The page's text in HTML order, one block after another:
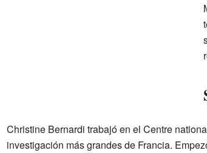
Christine Bernardi trabajó en el Centre
investigación más grandes de Francia.